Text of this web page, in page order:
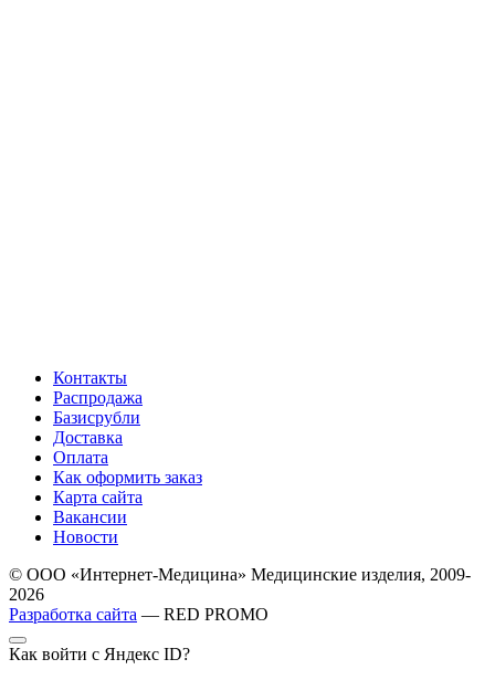
Контакты
Распродажа
Базисрубли
Доставка
Оплата
Как оформить заказ
Карта сайта
Вакансии
Новости
© ООО «Интернет-Медицина» Медицинские изделия, 2009-
2026
Разработка сайта — RED PROMO
Как войти с Яндекс ID?